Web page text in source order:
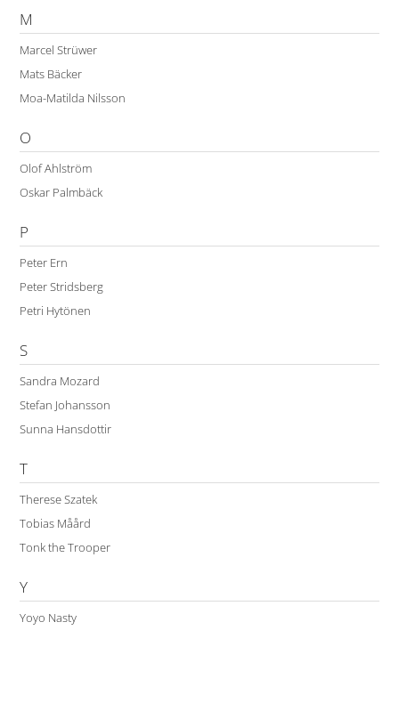
M
Marcel Strüwer
Mats Bäcker
Moa-Matilda Nilsson
O
Olof Ahlström
Oskar Palmbäck
P
Peter Ern
Peter Stridsberg
Petri Hytönen
S
Sandra Mozard
Stefan Johansson
Sunna Hansdottir
T
Therese Szatek
Tobias Måård
Tonk the Trooper
Y
Yoyo Nasty